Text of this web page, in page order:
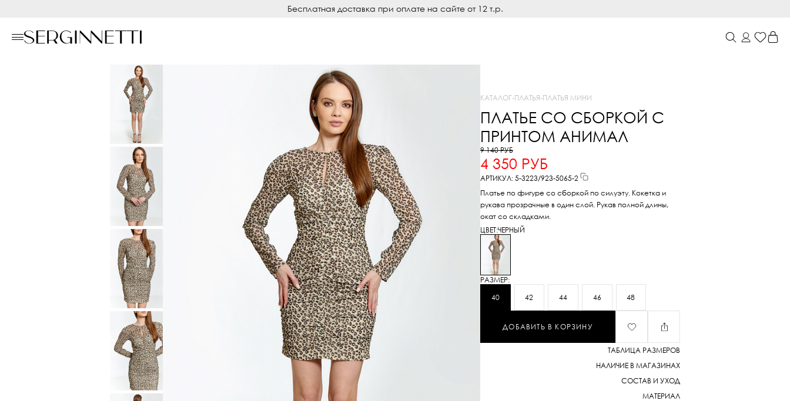
Бесплатная доставка при оплате на сайте от 12 т.р.
КАТАЛОГ-ПЛАТЬЯ-ПЛАТЬЯ МИНИ
ПЛАТЬЕ СО СБОРКОЙ С
ПРИНТОМ АНИМАЛ
9 140 РУБ
4 350 РУБ
АРТИКУЛ: 5-3223/923-5065-2
Платье по фигуре со сборкой по силуэту. Кокетка и
рукава прозрачные в один слой. Рукав полной длины,
окат со складками.
ЦВЕТ:ЧЕРНЫЙ
РАЗМЕР:
40
42 44 46 48
ДОБАВИТЬ В КОРЗИНУ
ТАБЛИЦА РАЗМЕРОВ
НАЛИЧИЕ В МАГАЗИНАХ
СОСТАВ И УХОД
МАТЕРИАЛ